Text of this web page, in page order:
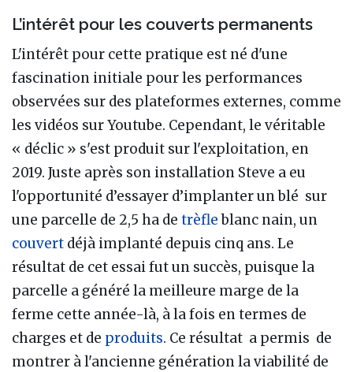
L’intérêt pour les couverts permanents
L'intérêt pour cette pratique est né d'une
fascination initiale pour les performances
observées sur des plateformes externes, comme
les vidéos sur Youtube. Cependant, le véritable
« déclic » s'est produit sur l'exploitation, en
2019. Juste après son installation Steve a eu
l'opportunité d’essayer d’implanter un blé sur
une parcelle de 2,5 ha de trèfleblanc nain, un
couvert déjà implanté depuis cinq ans. Le
résultat de cet essai fut un succès, puisque la
parcelle a généré la meilleure marge de la
ferme cette année-là, à la fois en termes de
charges et de produits. Ce résultat a permis de
montrer à l'ancienne génération la viabilité de